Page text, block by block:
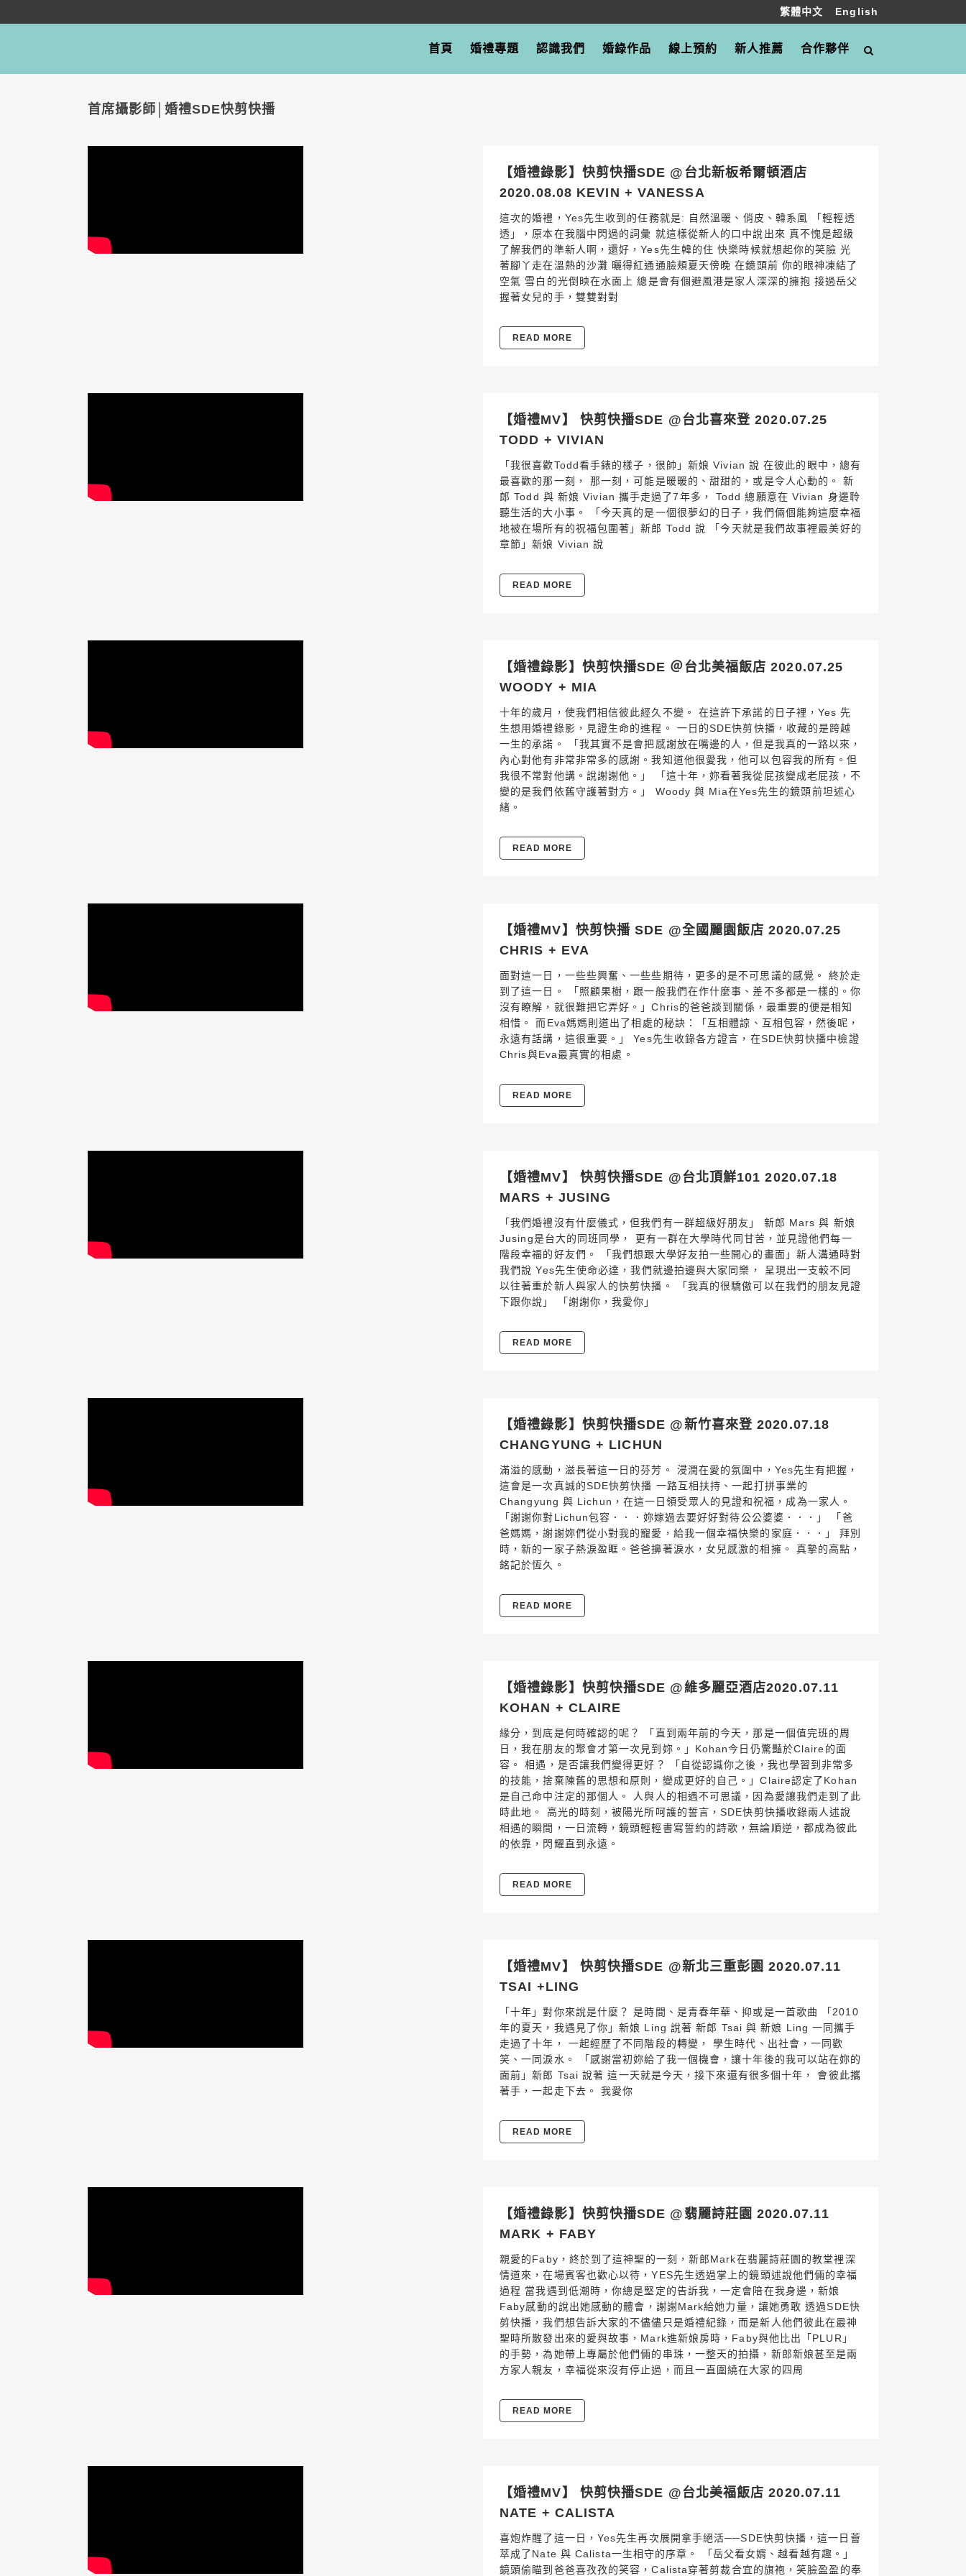
繁體中文 English
首頁 婚禮專題 認識我們 婚錄作品 線上預約 新人推薦 合作夥伴
首席攝影師│婚禮SDE快剪快播
【婚禮錄影】快剪快播SDE @台北新板希爾頓酒店
2020.08.08 KEVIN + VANESSA
這次的婚禮，Yes先生收到的任務就是: 自然溫暖、俏皮、韓系風 「輕輕透
透」，原本在我腦中閃過的詞彙 就這樣從新人的口中說出來 真不愧是超級
了解我們的準新人啊，還好，Yes先生韓的住 快樂時候就想起你的笑臉 光
著腳丫走在溫熱的沙灘 曬得紅通通臉頰夏天傍晚 在鏡頭前 你的眼神凍結了
空氣 雪白的光倒映在水面上 總是會有個避風港是家人深深的擁抱 接過岳父
握著女兒的手，雙雙對對
READ MORE
【婚禮MV】 快剪快播SDE @台北喜來登 2020.07.25
TODD + VIVIAN
「我很喜歡Todd看手錶的樣子，很帥」新娘 Vivian 說 在彼此的眼中，總有
最喜歡的那一刻， 那一刻，可能是暖暖的、甜甜的，或是令人心動的。 新
郎 Todd 與 新娘 Vivian 攜手走過了7年多， Todd 總願意在 Vivian 身邊聆
聽生活的大小事。 「今天真的是一個很夢幻的日子，我們倆個能夠這麼幸福
地被在場所有的祝福包圍著」新郎 Todd 說 「今天就是我們故事裡最美好的
章節」新娘 Vivian 說
READ MORE
【婚禮錄影】快剪快播SDE ＠台北美福飯店 2020.07.25
WOODY + MIA
十年的歲月，使我們相信彼此經久不變。 在這許下承諾的日子裡，Yes 先
生想用婚禮錄影，見證生命的進程。 一日的SDE快剪快播，收藏的是跨越
一生的承諾。 「我其實不是會把感謝放在嘴邊的人，但是我真的一路以來，
內心對他有非常非常多的感謝。我知道他很愛我，他可以包容我的所有。但
我很不常對他講。說謝謝他。」 「這十年，妳看著我從屁孩變成老屁孩，不
變的是我們依舊守護著對方。」 Woody 與 Mia在Yes先生的鏡頭前坦述心
緒。
READ MORE
【婚禮MV】快剪快播 SDE @全國麗園飯店 2020.07.25
CHRIS + EVA
面對這一日，一些些興奮、一些些期待，更多的是不可思議的感覺。 終於走
到了這一日。 「照顧果樹，跟一般我們在作什麼事、差不多都是一樣的。你
沒有瞭解，就很難把它弄好。」Chris的爸爸談到關係，最重要的便是相知
相惜。 而Eva媽媽則道出了相處的秘訣：「互相體諒、互相包容，然後呢，
永遠有話講，這很重要。」 Yes先生收錄各方證言，在SDE快剪快播中檢證
Chris與Eva最真實的相處。
READ MORE
【婚禮MV】 快剪快播SDE @台北頂鮮101 2020.07.18
MARS + JUSING
「我們婚禮沒有什麼儀式，但我們有一群超級好朋友」 新郎 Mars 與 新娘
Jusing是台大的同班同學， 更有一群在大學時代同甘苦，並見證他們每一
階段幸福的好友們。 「我們想跟大學好友拍一些開心的畫面」新人溝通時對
我們說 Yes先生使命必達，我們就邊拍邊與大家同樂， 呈現出一支較不同
以往著重於新人與家人的快剪快播。 「我真的很驕傲可以在我們的朋友見證
下跟你說」 「謝謝你，我愛你」
READ MORE
【婚禮錄影】快剪快播SDE @新竹喜來登 2020.07.18
CHANGYUNG + LICHUN
滿溢的感動，滋長著這一日的芬芳。 浸潤在愛的氛圍中，Yes先生有把握，
這會是一次真誠的SDE快剪快播 一路互相扶持、一起打拼事業的
Changyung 與 Lichun，在這一日領受眾人的見證和祝福，成為一家人。
「謝謝你對Lichun包容．．．妳嫁過去要好好對待公公婆婆．．．」 「爸
爸媽媽，謝謝妳們從小對我的寵愛，給我一個幸福快樂的家庭．．．」 拜別
時，新的一家子熱淚盈眶。爸爸擤著淚水，女兒感激的相擁。 真摯的高點，
銘記於恆久。
READ MORE
【婚禮錄影】快剪快播SDE @維多麗亞酒店2020.07.11
KOHAN + CLAIRE
緣分，到底是何時確認的呢？ 「直到兩年前的今天，那是一個值完班的周
日，我在朋友的聚會才第一次見到妳。」Kohan今日仍驚豔於Claire的面
容。 相遇，是否讓我們變得更好？ 「自從認識你之後，我也學習到非常多
的技能，捨棄陳舊的思想和原則，變成更好的自己。」Claire認定了Kohan
是自己命中注定的那個人。 人與人的相遇不可思議，因為愛讓我們走到了此
時此地。 高光的時刻，被陽光所呵護的誓言，SDE快剪快播收錄兩人述說
相遇的瞬間，一日流轉，鏡頭輕輕書寫誓約的詩歌，無論順逆，都成為彼此
的依靠，閃耀直到永遠。
READ MORE
【婚禮MV】 快剪快播SDE @新北三重彭園 2020.07.11
TSAI +LING
「十年」對你來說是什麼？ 是時間、是青春年華、抑或是一首歌曲 「2010
年的夏天，我遇見了你」新娘 Ling 說著 新郎 Tsai 與 新娘 Ling 一同攜手
走過了十年， 一起經歷了不同階段的轉變， 學生時代、出社會，一同歡
笑、一同淚水。 「感謝當初妳給了我一個機會，讓十年後的我可以站在妳的
面前」新郎 Tsai 說著 這一天就是今天，接下來還有很多個十年， 會彼此攜
著手，一起走下去。 我愛你
READ MORE
【婚禮錄影】快剪快播SDE @翡麗詩莊園 2020.07.11
MARK + FABY
親愛的Faby，終於到了這神聖的一刻，新郎Mark在翡麗詩莊園的教堂裡深
情道來，在場賓客也歡心以待，YES先生透過掌上的鏡頭述說他們倆的幸福
過程 當我遇到低潮時，你總是堅定的告訴我，一定會陪在我身邊，新娘
Faby感動的說出她感動的體會，謝謝Mark給她力量，讓她勇敢 透過SDE快
剪快播，我們想告訴大家的不儘儘只是婚禮紀錄，而是新人他們彼此在最神
聖時所散發出來的愛與故事，Mark進新娘房時，Faby與他比出「PLUR」
的手勢，為她帶上專屬於他們倆的串珠，一整天的拍攝，新郎新娘甚至是兩
方家人親友，幸福從來沒有停止過，而且一直圍繞在大家的四周
READ MORE
【婚禮MV】 快剪快播SDE @台北美福飯店 2020.07.11
NATE + CALISTA
喜炮炸醒了這一日，Yes先生再次展開拿手絕活──SDE快剪快播，這一日薈
萃成了Nate 與 Calista一生相守的序章。 「岳父看女婿、越看越有趣。」
鏡頭偷瞄到爸爸喜孜孜的笑容，Calista穿著剪裁合宜的旗袍，笑臉盈盈的奉